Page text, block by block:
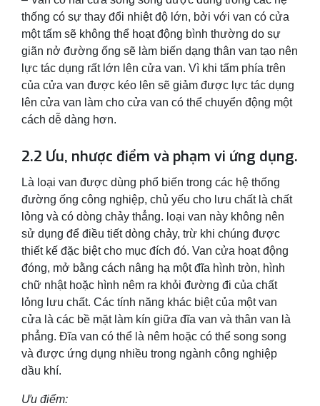
thống có sự thay đổi nhiệt độ lớn, bởi với van có cửa
một tấm sẽ không thể hoạt động bình thường do sự
giãn nở đường ống sẽ làm biến dạng thân van tạo nên
lực tác dụng rất lớn lên cửa van. Vì khi tấm phía trên
của cửa van được kéo lên sẽ giảm được lực tác dụng
lên cửa van làm cho cửa van có thể chuyển động một
cách dễ dàng hơn.
2.2 Ưu, nhược điểm và phạm vi ứng dụng.
Là loại van được dùng phổ biến trong các hệ thống
đường ống công nghiệp, chủ yếu cho lưu chất là chất
lỏng và có dòng chảy thẳng. loại van này không nên
sử dụng để điều tiết dòng chảy, trừ khi chúng được
thiết kế đặc biệt cho mục đích đó. Van cửa hoạt động
đóng, mở bằng cách nâng hạ một đĩa hình tròn, hình
chữ nhật hoặc hình nêm ra khỏi đường đi của chất
lỏng lưu chất. Các tính năng khác biệt của một van
cửa là các bề mặt làm kín giữa đĩa van và thân van là
phẳng. Đĩa van có thể là nêm hoặc có thể song song
và được ứng dụng nhiều trong ngành công nghiệp
dầu khí.
Ưu điểm: